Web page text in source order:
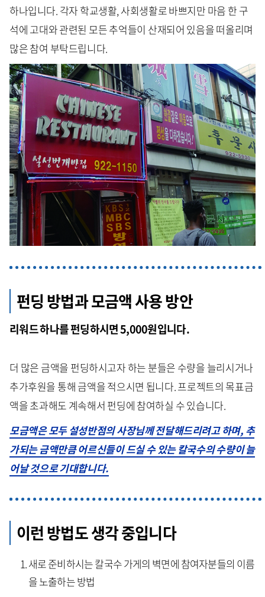
하나입니다. 각자 학교생활, 사회생활로 바쁘지만 마음 한 구
석에 고대와 관련된 모든 추억들이 산재되어 있음을 떠올리며
많은 참여 부탁드립니다.
펀딩 방법과 모금액 사용 방안
리워드 하나를 펀딩하시면 5,000원입니다.
더 많은 금액을 펀딩하시고자 하는 분들은 수량을 늘리시거나
추가후원을 통해 금액을 적으시면 됩니다. 프로젝트의 목표금
액을 초과해도 계속해서 펀딩에 참여하실 수 있습니다.
모금액은 모두 설성반점의 사장님께 전달해드리려고 하며, 추
가되는 금액만큼 어르신들이 드실 수 있는 칼국수의 수량이 늘
어날 것으로 기대합니다.
이런 방법도 생각 중입니다
새로 준비하시는 칼국수 가게의 벽면에 참여자분들의 이름
을 노출하는 방법